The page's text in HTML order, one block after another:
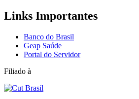
Links Importantes
Banco do Brasil
Geap Saúde
Portal do Servidor
Filiado à